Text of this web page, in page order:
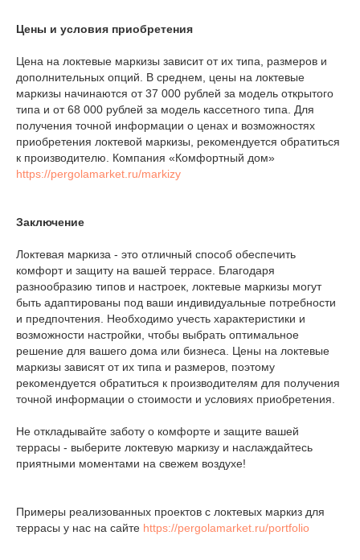
Цены и условия приобретения
Цена на локтевые маркизы зависит от их типа, размеров и
дополнительных опций. В среднем, цены на локтевые
маркизы начинаются от 37 000 рублей за модель открытого
типа и от 68 000 рублей за модель кассетного типа. Для
получения точной информации о ценах и возможностях
приобретения локтевой маркизы, рекомендуется обратиться
к производителю. Компания «Комфортный дом»
https://pergolamarket.ru/markizy
Заключение
Локтевая маркиза - это отличный способ обеспечить
комфорт и защиту на вашей террасе. Благодаря
разнообразию типов и настроек, локтевые маркизы могут
быть адаптированы под ваши индивидуальные потребности
и предпочтения. Необходимо учесть характеристики и
возможности настройки, чтобы выбрать оптимальное
решение для вашего дома или бизнеса. Цены на локтевые
маркизы зависят от их типа и размеров, поэтому
рекомендуется обратиться к производителям для получения
точной информации о стоимости и условиях приобретения.
Не откладывайте заботу о комфорте и защите вашей
террасы - выберите локтевую маркизу и наслаждайтесь
приятными моментами на свежем воздухе!
Примеры реализованных проектов с локтевых маркиз для
террасы у нас на сайте https://pergolamarket.ru/portfolio